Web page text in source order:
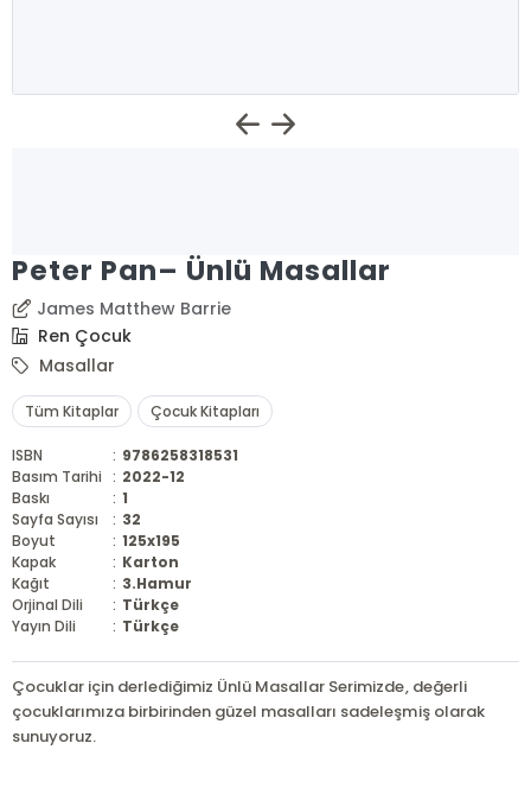
Peter Pan– Ünlü Masallar
James Matthew Barrie
Ren Çocuk
Masallar
Tüm Kitaplar Çocuk Kitapları
ISBN : 9786258318531
Basım Tarihi : 2022-12
Baskı
: 1
Sayfa Sayısı
: 32
Boyut
: 125x195
Kapak
: Karton
Kağıt
: 3.Hamur
Orjinal Dili
: Türkçe
Yayın Dili
: Türkçe
Çocuklar için derlediğimiz Ünlü Masallar Serimizde, değerli
çocuklarımıza birbirinden güzel masalları sadeleşmiş olarak
sunuyoruz.